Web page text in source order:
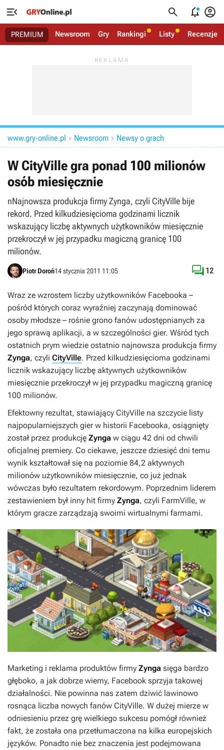
   
PREMIUM Newsroom Gry Rankingi Listy Recenzje
www.gry-online.pl  Newsroom  Newsy o grach
W CityVille gra ponad 100 milionów
osób miesięcznie
nNajnowsza produkcja firmy Zynga, czyli CityVille bije
rekord. Przed kilkudziesięcioma godzinami licznik
wskazujący liczbę aktywnych użytkowników miesięcznie
przekroczył w jej przypadku magiczną granicę 100
milionów.
Piotr Doroń14 stycznia 2011 11:05  12
Wraz ze wzrostem liczby użytkowników Facebooka –
pośród których coraz wyraźniej zaczynają dominować
osoby młodsze – rośnie grono fanów udostępnianych za
jego sprawą aplikacji, a w szczególności gier. Wśród tych
ostatnich prym wiedzie ostatnio najnowsza produkcja firmy
Zynga, czyli CityVille. Przed kilkudziesięcioma godzinami
licznik wskazujący liczbę aktywnych użytkowników
miesięcznie przekroczył w jej przypadku magiczną granicę
100 milionów.
Efektowny rezultat, stawiający CityVille na szczycie listy
najpopularniejszych gier w historii Facebooka, osiągnięty
został przez produkcję Zynga w ciągu 42 dni od chwili
oficjalnej premiery. Co ciekawe, jeszcze dziesięć dni temu
wynik kształtował się na poziomie 84,2 aktywnych
milionów użytkowników miesięcznie, co już jednak
wówczas było rezultatem rekordowym. Poprzednim liderem
zestawieniem był inny hit firmy Zynga, czyli FarmVille, w
którym gracze zarządzają swoimi wirtualnymi farmami.
Marketing i reklama produktów firmy Zynga sięga bardzo
głęboko, a jak dobrze wiemy, Facebook sprzyja takowej
działalności. Nie powinna nas zatem dziwić lawinowo
rosnąca liczba nowych fanów CityVille. W dużej mierze w
odniesieniu przez grę wielkiego sukcesu pomógł również
fakt, że została ona przetłumaczona na kilka europejskich
języków. Ponadto nie bez znaczenia jest podejmowana